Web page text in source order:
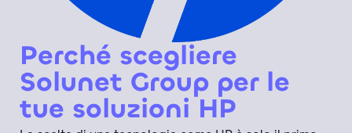
Perché scegliere
Solunet Group per le
tue soluzioni HP